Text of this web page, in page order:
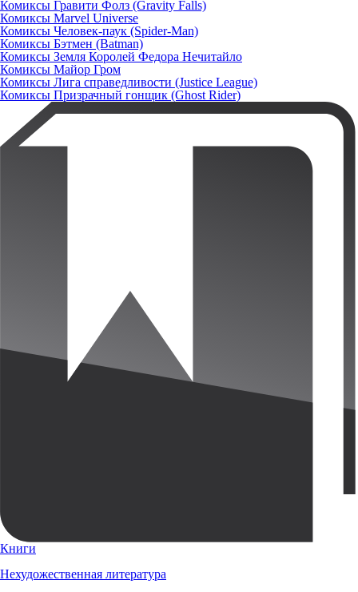
Комиксы Гравити Фолз (Gravity Falls)
Комиксы Marvel Universe
Комиксы Человек-паук (Spider-Man)
Комиксы Бэтмен (Batman)
Комиксы Земля Королей Федора Нечитайло
Комиксы Майор Гром
Комиксы Лига справедливости (Justice League)
Комиксы Призрачный гонщик (Ghost Rider)
Книги
Нехудожественная литература